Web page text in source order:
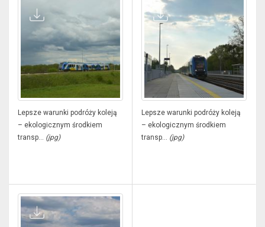
Lepsze warunki podróży koleją
– ekologicznym środkiem
transp... (jpg)
Lepsze warunki podróży koleją
– ekologicznym środkiem
transp... (jpg)